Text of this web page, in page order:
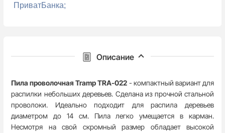
ПриватБанка;
Описание
Пила проволочная Tramp TRA-022 - компактный вариант для
распилки небольших деревьев. Сделана из прочной стальной
проволоки. Идеально подходит для распила деревьев
диаметром до 14 см. Пила легко умещается в карман.
Несмотря на свой скромный размер обладает высокой